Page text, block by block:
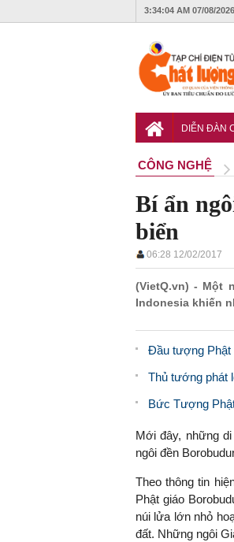
3:34:05 AM 07/08/2026
DIỄN ĐÀN
CÔNG NGHỆ
Bí ẩn
biển
06:28 12/02/2017
(VietQ.vn) - Một
Indonesia khiến
Đầu tượng Phật
Thủ tướng phát
Bức Tượng
Mới đây, những
ngôi đền
Theo thông tin
Phật giáo
núi lửa lớn nhỏ
đất. Những ngôi